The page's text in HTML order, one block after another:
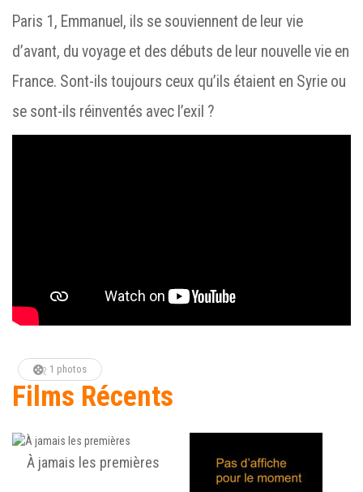
Paris 1, Emmanuel, ils se souviennent de leur vie
d’avant, du voyage et des débuts de leur nouvelle vie en
France. Sont-ils toujours ceux qu’ils étaient en Syrie ou
se sont-ils réinventés avec l’exil ?
1 photos
Films Récents
À jamais les premières